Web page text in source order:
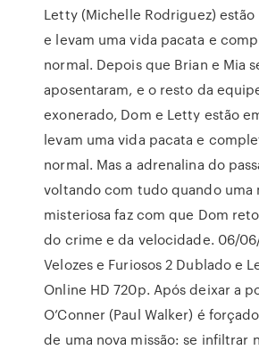
Letty (Michelle Rodriguez)
e levam uma vida pacata e
normal. Depois que Brian e Mia
aposentaram, e o resto da
exonerado, Dom e Letty estão
levam uma vida pacata e
normal. Mas a adrenalina do
voltando com tudo quando uma
misteriosa faz com que Dom
do crime e da velocidade. 06/
Velozes e Furiosos 2 Dublado e
Online HD 720p. Após deixar a
O’Conner (Paul Walker) é
de uma nova missão: se infiltrar